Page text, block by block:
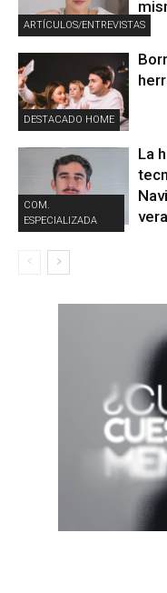
ARTÍCULOS/ENTREVISTAS
DESTACADO HOME
COM.
ESPECIALIZADA
La